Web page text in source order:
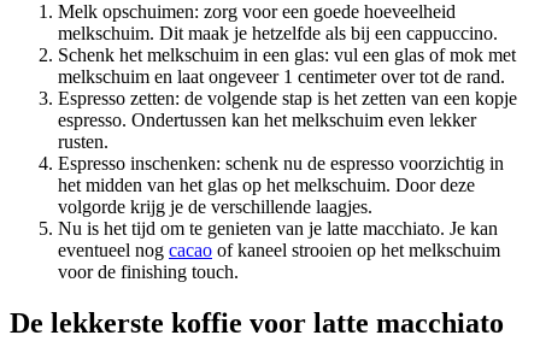
Melk opschuimen: zorg voor een goede hoeveelheid
melkschuim. Dit maak je hetzelfde als bij een cappuccino.
Schenk het melkschuim in een glas: vul een glas of mok met
melkschuim en laat ongeveer 1 centimeter over tot de rand.
Espresso zetten: de volgende stap is het zetten van een kopje
espresso. Ondertussen kan het melkschuim even lekker
rusten.
Espresso inschenken: schenk nu de espresso voorzichtig in
het midden van het glas op het melkschuim. Door deze
volgorde krijg je de verschillende laagjes.
Nu is het tijd om te genieten van je latte macchiato. Je kan
eventueel nog cacao of kaneel strooien op het melkschuim
voor de finishing touch.
De lekkerste koffie voor latte macchiato